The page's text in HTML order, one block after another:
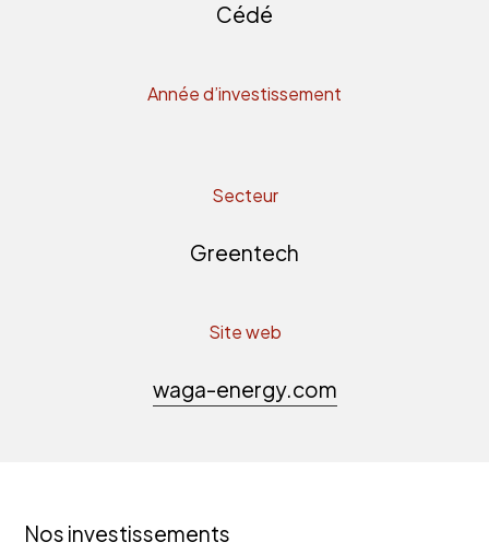
Cédé
Année d’investissement
Secteur
Greentech
Site web
waga-energy.com
Nos investissements